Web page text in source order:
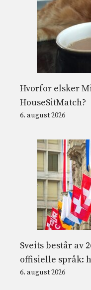
Hvorfor elsker
HouseSitMatch?
6. august 2026
Sveits består av
offisielle språk:
6. august 2026